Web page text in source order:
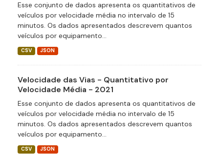
Esse conjunto de dados apresenta os quantitativos de
veículos por velocidade média no intervalo de 15
minutos. Os dados apresentados descrevem quantos
veículos por equipamento...
CSV JSON
Velocidade das Vias - Quantitativo por
Velocidade Média - 2021
Esse conjunto de dados apresenta os quantitativos de
veículos por velocidade média no intervalo de 15
minutos. Os dados apresentados descrevem quantos
veículos por equipamento...
CSV JSON